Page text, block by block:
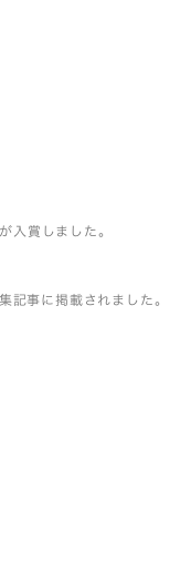
入賞しました。
記事に掲載されました。